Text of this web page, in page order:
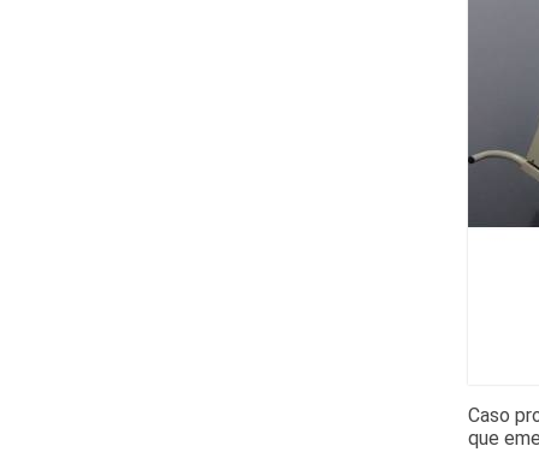
Caso
que